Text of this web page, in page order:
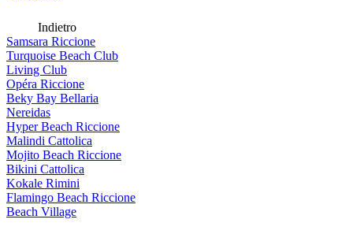
Indietro
Samsara Riccione
Turquoise Beach Club
Living Club
Opéra Riccione
Beky Bay Bellaria
Nereidas
Hyper Beach Riccione
Malindi Cattolica
Mojito Beach Riccione
Bikini Cattolica
Kokale Rimini
Flamingo Beach Riccione
Beach Village